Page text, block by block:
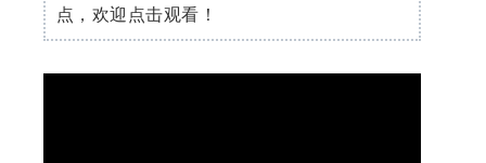
点，欢迎点击观看！